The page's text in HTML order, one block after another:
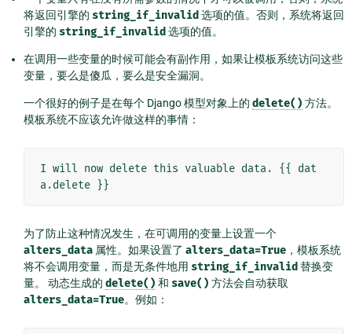
将返回引擎的 string_if_invalid 选项的值。否则，系统将返回
引擎的 string_if_invalid 选项的值。
在调用一些变量的时候可能会有副作用，如果让模板系统访问这些
变量，要么是傻瓜，要么是安全漏洞。
一个很好的例子是在每个 Django 模型对象上的 delete() 方法。
模板系统不应该允许做这样的事情：
I will now delete this valuable data. {{
dat
a.delete }}
为了防止这种情况发生，在可调用的变量上设置一个
alters_data 属性。如果设置了 alters_data=True ，模板系统
将不会调用变量，而是无条件地用 string_if_invalid 替换变
量。 动态生成的 delete() 和 save() 方法会自动获取
alters_data=True。例如：